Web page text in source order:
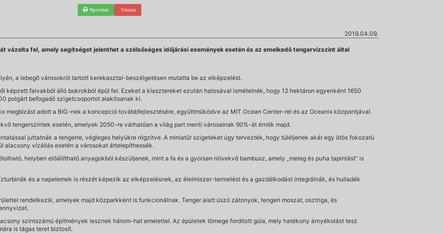
Nyomtat Vissza
2019.04.09.
vázolta fel, amely segítséget jelenthet a szélsőséges időjárási események esetén és az emelkedő tengervízszint által
a lebegő városokról tartott kerekasztal-beszélgetésen mutatta be az elképzelést.
képzett falvakból álló bokrokból épül fel. Ezeket a klasztereket ezután hatosával ismételnék, hogy 12 hektáron egyenként 1650
polgárt befogadó szigetcsoportot alakítsanak ki.
megbízást adott a BIG-nek a koncepció továbbfejlesztésére, együttműködve az MIT Ocean Center-rel és az Oceanix központjával.
tengerszintek esetén, amelyek 2050-re várhatóan a világ part menti városainak 90%-át érntik majd.
juttatnák a tengerre, végleges helyükre rögzítve. A miniatűr szigeteket úgy tervezték, hogy túléljenek akár egy ötös fokozatú
alacsony vízállás esetén a városokat áttelepíthessék.
helyben előállítható anyagokból készüljenek, mint a fa és a gyorsan növekvő bambusz, amely „meleg és puha tapintást” is
és a napelemek is részét képezik az elképzelésnek, az élelmiszer-termelést és a gazdálkodást integrálnák, és hulladék
rendelkezik, amelyek majd közparkként is funkcionálnak. Tenger alatt úszó zátonyok, tengeri moszat, osztriga, és
szintszámú építmények lesznek három-hat emelettel. Az épületek tömege fordított gúla, mely hatékony árnyékolást tesz
is tágas teret biztosít.